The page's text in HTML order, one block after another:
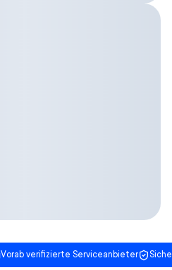
Vorab verifizierte Serviceanbieter